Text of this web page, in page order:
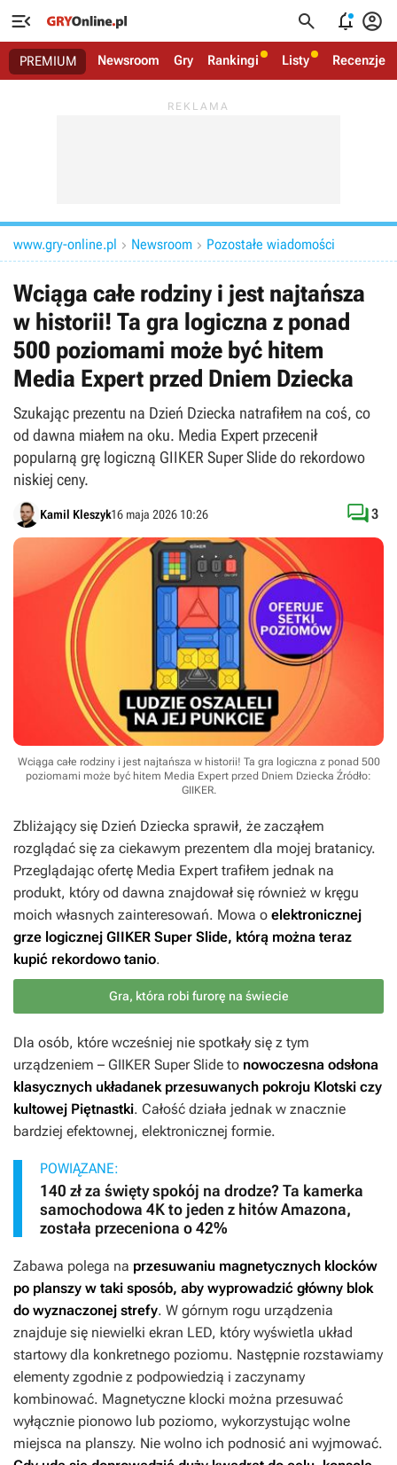
   
PREMIUM Newsroom Gry Rankingi Listy Recenzje
www.gry-online.pl  Newsroom  Pozostałe wiadomości
Wciąga całe rodziny i jest najtańsza
w historii! Ta gra logiczna z ponad
500 poziomami może być hitem
Media Expert przed Dniem Dziecka
Szukając prezentu na Dzień Dziecka natrafiłem na coś, co
od dawna miałem na oku. Media Expert przecenił
popularną grę logiczną GIIKER Super Slide do rekordowo
niskiej ceny.
Kamil Kleszyk16 maja 2026 10:26 3
Wciąga całe rodziny i jest najtańsza w historii! Ta gra logiczna z ponad 500
poziomami może być hitem Media Expert przed Dniem Dziecka Źródło:
GIIKER.
Zbliżający się Dzień Dziecka sprawił, że zacząłem
rozglądać się za ciekawym prezentem dla mojej bratanicy.
Przeglądając ofertę Media Expert trafiłem jednak na
produkt, który od dawna znajdował się również w kręgu
moich własnych zainteresowań. Mowa o elektronicznej
grze logicznej GIIKER Super Slide, którą można teraz
kupić rekordowo tanio.
Gra, która robi furorę na świecie
Dla osób, które wcześniej nie spotkały się z tym
urządzeniem – GIIKER Super Slide to nowoczesna odsłona
klasycznych układanek przesuwanych pokroju Klotski czy
kultowej Piętnastki. Całość działa jednak w znacznie
bardziej efektownej, elektronicznej formie.
POWIĄZANE:
140 zł za święty spokój na drodze? Ta kamerka
samochodowa 4K to jeden z hitów Amazona,
została przeceniona o 42%
Zabawa polega na przesuwaniu magnetycznych klocków
po planszy w taki sposób, aby wyprowadzić główny blok
do wyznaczonej strefy. W górnym rogu urządzenia
znajduje się niewielki ekran LED, który wyświetla układ
startowy dla konkretnego poziomu. Następnie rozstawiamy
elementy zgodnie z podpowiedzią i zaczynamy
kombinować. Magnetyczne klocki można przesuwać
wyłącznie pionowo lub poziomo, wykorzystując wolne
miejsca na planszy. Nie wolno ich podnosić ani wyjmować.